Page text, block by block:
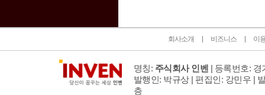
회사소개 비즈니스 이
명칭: 주식회사 인벤 | 등록번호: 경
발행인: 박규상 | 편집인: 강민우 |
층